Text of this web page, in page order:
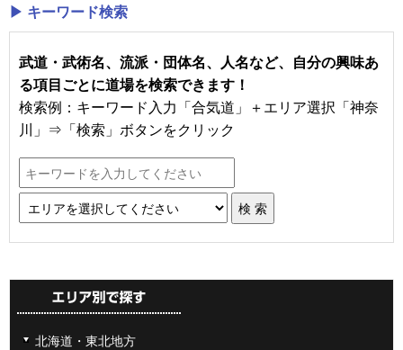
▶ キーワード検索
武道・武術名、流派・団体名、人名など、自分の興味あ
る項目ごとに道場を検索できます！
検索例：キーワード入力「合気道」＋エリア選択「神奈
川」⇒「検索」ボタンをクリック
北海道・東北地方